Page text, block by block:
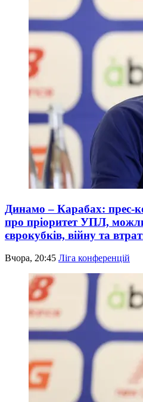
Динамо – Карабах: прес-
про пріоритет УПЛ,
єврокубків, війну та
Вчора, 20:45 Ліга конференцій